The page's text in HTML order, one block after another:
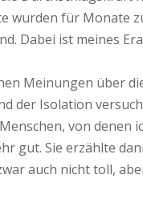
wurden für Monate
Dabei ist meines
Meinungen über
der Isolation
von denen
gut. Sie erzählte
auch nicht toll,